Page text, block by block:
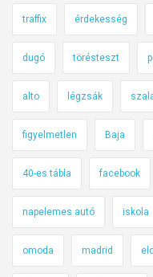
traffix érdekesség
dugó törésteszt
alto légzsák
figyelmetlen Baja
40-es tábla facebook
napelemes autó iskola
omoda madrid